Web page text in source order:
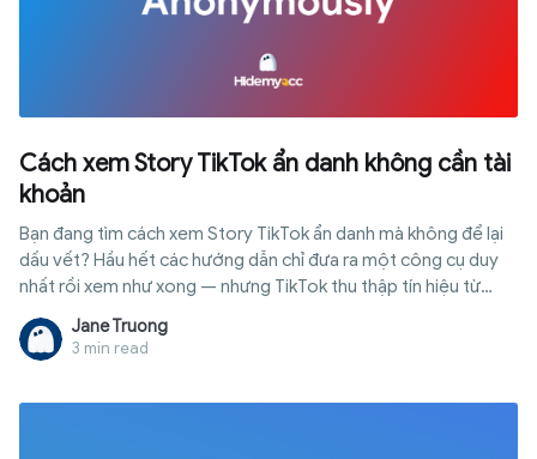
Cách xem Story TikTok ẩn danh không cần tài
khoản
Bạn đang tìm cách xem Story TikTok ẩn danh mà không để lại
dấu vết? Hầu hết các hướng dẫn chỉ đưa ra một công cụ duy
nhất rồi xem như xong — nhưng TikTok thu thập tín hiệu từ
phân tích 5 phương pháp theo mức độ hiệu quả thực tế và chỉ
ra cách tiếp cận duy nhất thực sự hoạt động trong năm 2026.
Jane Truong
3 min read